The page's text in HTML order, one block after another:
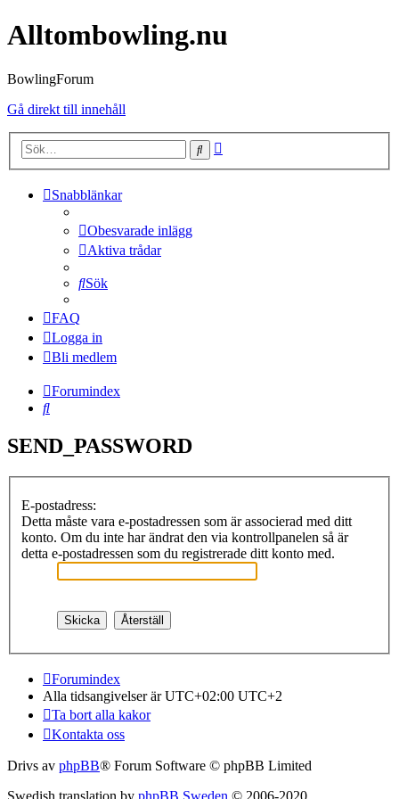
Alltombowling.nu
BowlingForum
Gå direkt till innehåll
Sök
Snabblänkar
Obesvarade inlägg
Aktiva trådar
Sök
FAQ
Logga in
Bli medlem
Forumindex
Sök
SEND_PASSWORD
E-postadress:
Detta måste vara e-postadressen som är associerad med ditt
konto. Om du inte har ändrat den via kontrollpanelen så är
detta e-postadressen som du registrerade ditt konto med.
Forumindex
Alla tidsangivelser är UTC+02:00 UTC+2
Ta bort alla kakor
Kontakta oss
Drivs av phpBB® Forum Software © phpBB Limited
Swedish translation by phpBB Sweden © 2006-2020